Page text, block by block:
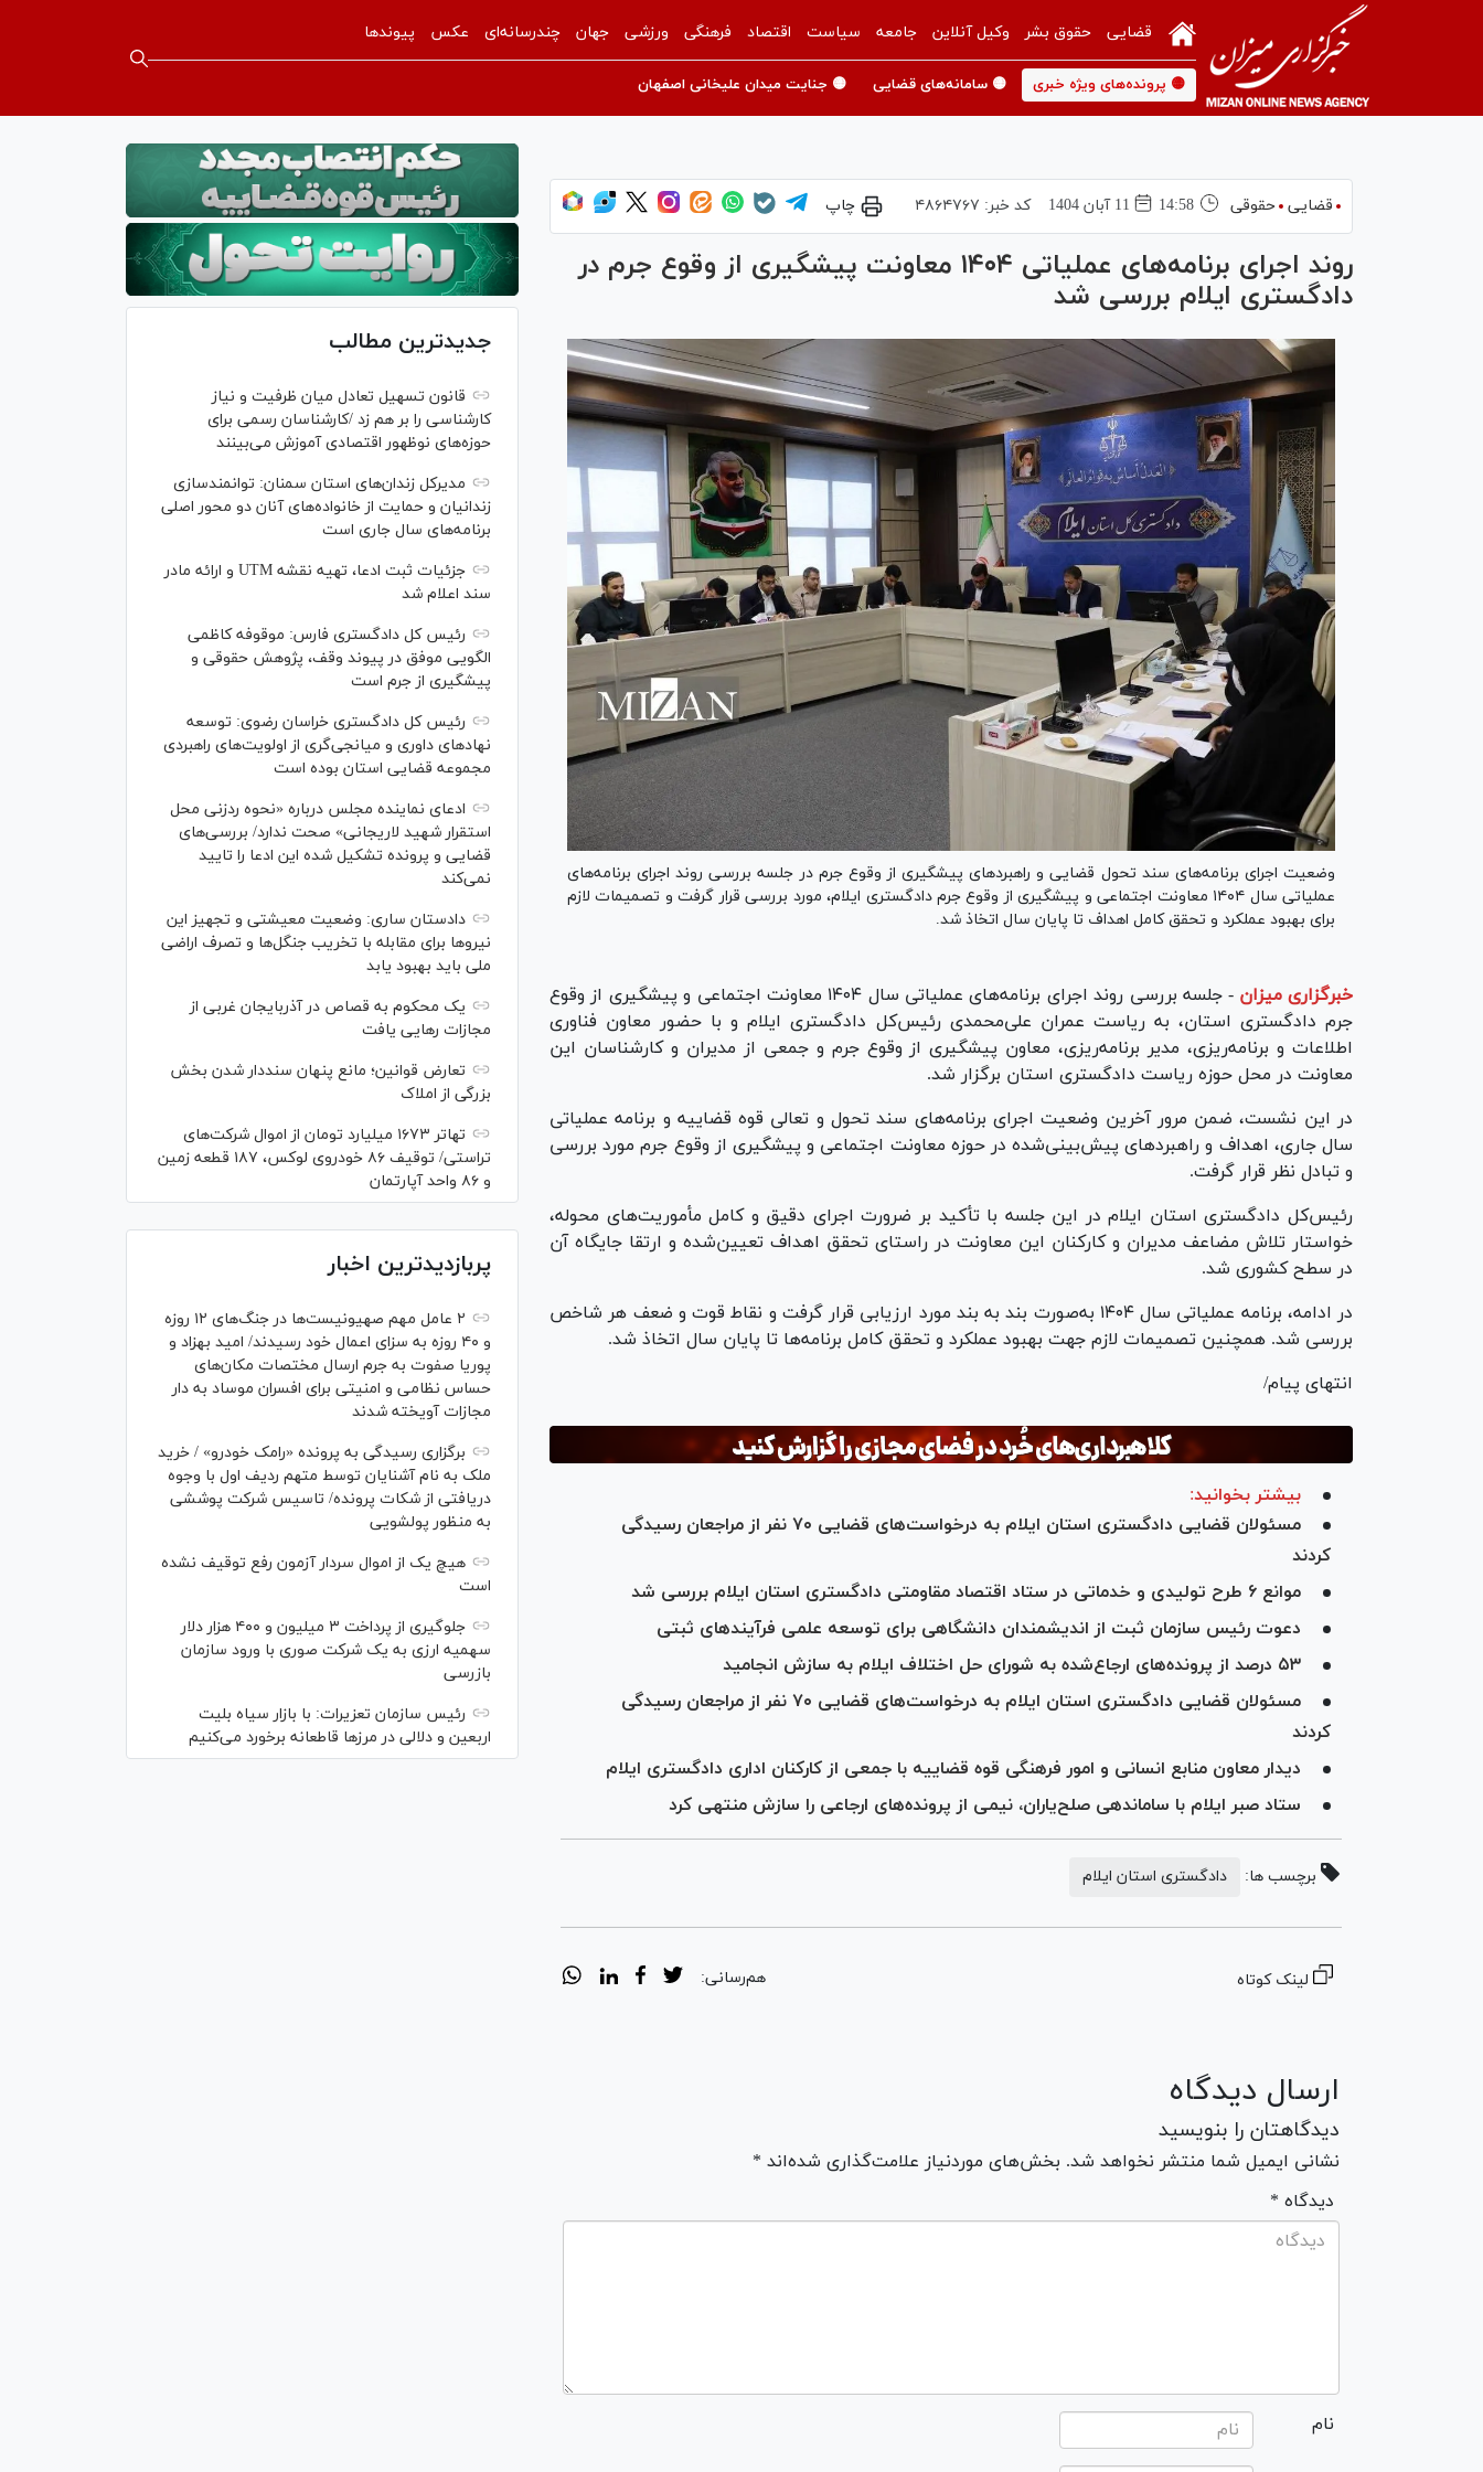
قضایی حقوق بشر وکیل آنلاین جامعه سیاست اقتصاد فرهنگی ورزشی جهان چندرسانه‌ای عکس پیوندها
🟡 پرونده‌های ویژه خبری 🟡 سامانه‌های قضایی 🟡 جنایت میدان علیخانی اصفهان
قضایی حقوقی 14:58 11 آبان 1404 کد خبر: ۴۸۶۴۷۶۷ چاپ
روند اجرای برنامه‌های عملیاتی ۱۴۰۴ معاونت پیشگیری از وقوع جرم در
دادگستری ایلام بررسی شد
وضعیت اجرای برنامه‌های سند تحول قضایی و راهبرد‌های پیشگیری از وقوع جرم در جلسه بررسی روند اجرای برنامه‌های
عملیاتی سال ۱۴۰۴ معاونت اجتماعی و پیشگیری از وقوع جرم دادگستری ایلام، مورد بررسی قرار گرفت و تصمیمات لازم
برای بهبود عملکرد و تحقق کامل اهداف تا پایان سال اتخاذ شد.
خبرگزاری میزان -
جلسه بررسی روند اجرای برنامه‌های عملیاتی سال ۱۴۰۴ معاونت اجتماعی و پیشگیری از وقوع
جرم دادگستری استان، به ریاست عمران علی‌محمدی رئیس‌کل دادگستری ایلام و با حضور معاون فناوری
اطلاعات و برنامه‌ریزی، مدیر برنامه‌ریزی، معاون پیشگیری از وقوع جرم و جمعی از مدیران و کارشناسان این
معاونت در محل حوزه ریاست دادگستری استان برگزار شد.
در این نشست، ضمن مرور آخرین وضعیت اجرای برنامه‌های سند تحول و تعالی قوه قضاییه و برنامه عملیاتی
سال جاری، اهداف و راهبرد‌های پیش‌بینی‌شده در حوزه معاونت اجتماعی و پیشگیری از وقوع جرم مورد بررسی
و تبادل نظر قرار گرفت.
رئیس‌کل دادگستری استان ایلام در این جلسه با تأکید بر ضرورت اجرای دقیق و کامل مأموریت‌های محوله،
خواستار تلاش مضاعف مدیران و کارکنان این معاونت در راستای تحقق اهداف تعیین‌شده و ارتقا جایگاه آن
در سطح کشوری شد.
در ادامه، برنامه عملیاتی سال ۱۴۰۴ به‌صورت بند به بند مورد ارزیابی قرار گرفت و نقاط قوت و ضعف هر شاخص
بررسی شد. همچنین تصمیمات لازم جهت بهبود عملکرد و تحقق کامل برنامه‌ها تا پایان سال اتخاذ شد.
انتهای پیام/
بیشتر بخوانید:
مسئولان قضایی دادگستری استان ایلام به درخواست‌های قضایی ۷۰ نفر از مراجعان رسیدگی
کردند
موانع ۶ طرح تولیدی و خدماتی در ستاد اقتصاد مقاومتی دادگستری استان ایلام بررسی شد
دعوت رئیس سازمان ثبت از اندیشمندان دانشگاهی برای توسعه علمی فرآیند‌های ثبتی
۵۳ درصد از پرونده‌های ارجاع‌شده به شورای حل اختلاف ایلام به سازش انجامید
مسئولان قضایی دادگستری استان ایلام به درخواست‌های قضایی ۷۰ نفر از مراجعان رسیدگی
کردند
دیدار معاون منابع انسانی و امور فرهنگی قوه قضاییه با جمعی از کارکنان اداری دادگستری ایلام
ستاد صبر ایلام با ساماندهی صلح‌یاران، نیمی از پرونده‌های ارجاعی را سازش منتهی کرد
برچسب ها: دادگستری استان ایلام
لینک کوتاه هم‌رسانی:
ارسال دیدگاه
دیدگاهتان را بنویسید
نشانی ایمیل شما منتشر نخواهد شد. بخش‌های موردنیاز علامت‌گذاری شده‌اند *
* دیدگاه
نام
جدیدترین مطالب
قانون تسهیل تعادل میان ظرفیت و نیاز
کارشناسی را بر هم زد /کارشناسان رسمی برای
حوزه‌های نوظهور اقتصادی آموزش می‌بینند
مدیرکل زندان‌های استان سمنان: توانمندسازی
زندانیان و حمایت از خانواده‌های آنان دو محور اصلی
برنامه‌های سال جاری است
جزئیات ثبت ادعا، تهیه نقشه UTM و ارائه مادر
سند اعلام شد
رئیس کل دادگستری فارس: موقوفه کاظمی
الگویی موفق در پیوند وقف، پژوهش حقوقی و
پیشگیری از جرم است
رئیس کل دادگستری خراسان رضوی: توسعه
نهاد‌های داوری و میانجی‌گری از اولویت‌های راهبردی
مجموعه قضایی استان بوده است
ادعای نماینده مجلس درباره «نحوه ردزنی محل
استقرار شهید لاریجانی» صحت ندارد/ بررسی‌های
قضایی و پرونده تشکیل شده این ادعا را تایید
نمی‌کند
دادستان ساری: وضعیت معیشتی و تجهیز این
نیرو‌ها برای مقابله با تخریب جنگل‌ها و تصرف اراضی
ملی باید بهبود یابد
یک محکوم به قصاص در آذربایجان‌ غربی از
مجازات رهایی یافت
تعارض قوانین؛ مانع پنهان سنددار شدن بخش
بزرگی از املاک
تهاتر ۱۶۷۳ میلیارد تومان از اموال شرکت‌های
تراستی/ توقیف ۸۶ خودروی لوکس، ۱۸۷ قطعه زمین
و ۸۶ واحد آپارتمان
پربازدیدترین اخبار
۲ عامل مهم صهیونیست‌ها در جنگ‌های ۱۲ روزه
و ۴۰ روزه به سزای اعمال خود رسیدند/ امید بهزاد و
پوریا صفوت به جرم ارسال مختصات مکان‌های
حساس نظامی و امنیتی برای افسران موساد به دار
مجازات آویخته شدند
برگزاری رسیدگی به پرونده «رامک خودرو» / خرید
ملک به نام آشنایان توسط متهم ردیف اول با وجوه
دریافتی از شکات پرونده/ تاسیس شرکت پوششی
به منظور پولشویی
هیچ یک از اموال سردار آزمون رفع توقیف نشده
است
جلوگیری از پرداخت ۳ میلیون و ۴۰۰ هزار دلار
سهمیه ارزی به یک شرکت صوری با ورود سازمان
بازرسی
رئیس سازمان تعزیرات: با بازار سیاه بلیت
اربعین و دلالی در مرز‌ها قاطعانه برخورد می‌کنیم